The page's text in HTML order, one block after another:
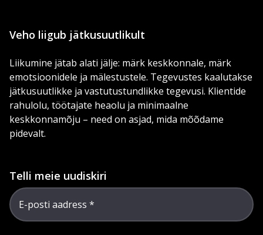
Veho liigub jätkusuutlikult
Liikumine jätab alati jälje: märk keskkonnale, märk
emotsioonidele ja mälestustele. Tegevustes kaalutakse
jätkusuutlikke ja vastutustundlikke tegevusi. Klientide
rahulolu, töötajate heaolu ja minimaalne
keskkonnamõju – need on asjad, mida mõõdame
pidevalt.
Telli meie uudiskiri
E-posti aadress